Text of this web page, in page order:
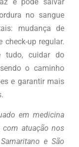
no sangue
mudança de
check-up regular.
tudo, cuidar do
o caminho
e garantir mais
em medicina
com atuação nos
e São